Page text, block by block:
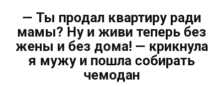
— Ты продал квартиру ради
мамы? Ну и живи теперь без
жены и без дома! — крикнула
я мужу и пошла собирать
чемодан